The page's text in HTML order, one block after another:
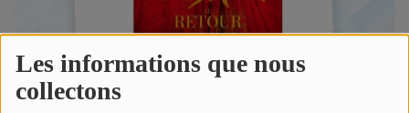
Les informations que nous
collectons
Jeu concours